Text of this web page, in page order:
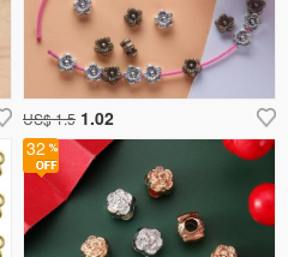
US$ 1.5 1.02
32